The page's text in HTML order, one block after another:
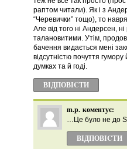
раптом читали). Як і з
“Черевички” тощо), то
Але від того ні Андерсен,
талановитими. Утім,
бачення видається мені
відсутністю почуття
думках та й годі.
ВІДПОВІCТИ
m.p. коментує:
…Це було не до
ВІДПОВІCТИ